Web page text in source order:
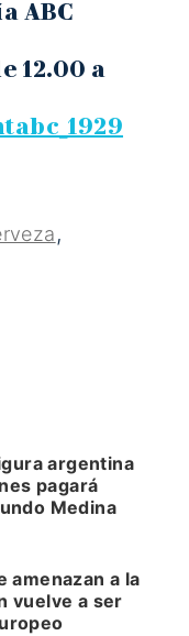
ABC
12.00 a
,
argentina
pagará
Medina
amenazan a la
vuelve a ser